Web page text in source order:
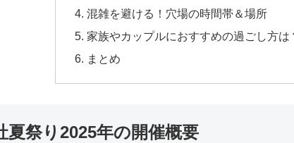
混雑を避ける！穴場の時間帯＆場所
家族やカップルにおすすめの過ごし方は
まとめ
夏祭り2025年の開催概要